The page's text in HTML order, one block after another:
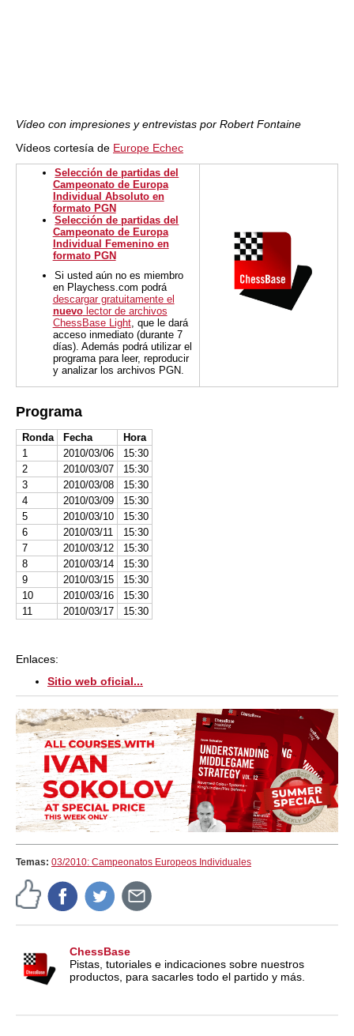
Vídeo con impresiones y entrevistas por Robert Fontaine
Vídeos cortesía de Europe Echec
Selección de partidas del
Campeonato de Europa
Individual Absoluto en
formato PGN
Selección de partidas del
Campeonato de Europa
Individual Femenino en
formato PGN
Si usted aún no es miembro
en Playchess.com podrá
descargar gratuitamente el
nuevolector de archivos
ChessBase Light, que le dará
acceso inmediato (durante 7
días). Además podrá utilizar el
programa para leer, reproducir
y analizar los archivos PGN.
Programa
Ronda Fecha
Hora
1
2010/03/06
15:30
2
2010/03/07
15:30
3
2010/03/08
15:30
4
2010/03/09
15:30
5
2010/03/10
15:30
6
2010/03/11
15:30
7
2010/03/12
15:30
8
2010/03/14
15:30
9
2010/03/15
15:30
10
2010/03/16
15:30
11
2010/03/17 15:30
Enlaces:
Sitio web oficial...
Temas: 03/2010: Campeonatos Europeos Individuales
ChessBase
Pistas, tutoriales e indicaciones sobre nuestros
productos, para sacarles todo el partido y más.